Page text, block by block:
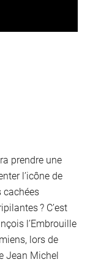
prendre une
l’icône de
cachées
? C’est
l’Embrouille
lors de
Jean Michel